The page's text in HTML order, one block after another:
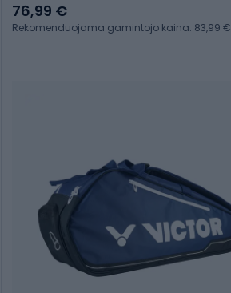
76,99 €
Rekomenduojama gamintojo kaina: 83,99 €